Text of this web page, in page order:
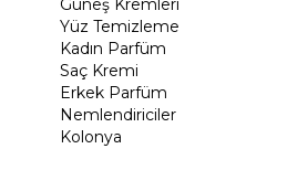
Güneş Kremleri
Yüz Temizleme
Kadın Parfüm
Saç Kremi
Erkek Parfüm
Nemlendiriciler
Kolonya